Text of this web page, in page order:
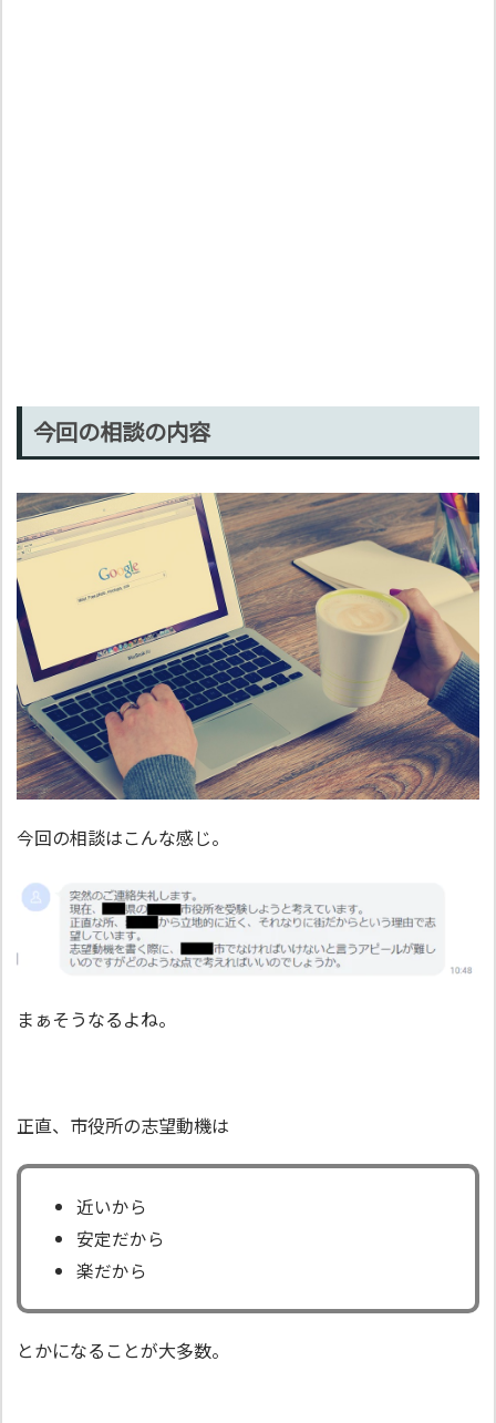
今回の相談の内容
今回の相談はこんな感じ。
まぁそうなるよね。
正直、市役所の志望動機は
近いから
安定だから
楽だから
とかになることが大多数。